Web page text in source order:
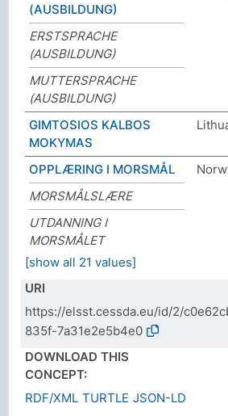
(AUSBILDUNG)
ERSTSPRACHE
(AUSBILDUNG)
MUTTERSPRACHE
(AUSBILDUNG)
GIMTOSIOS KALBOS
MOKYMAS
OPPLÆRING I MORSMÅL
MORSMÅLSLÆRE
UTDANNING I
MORSMÅLET
[show all 21 values]
URI
https://elsst.cessda.eu/id/2/
835f-7a31e2e5b4e0
DOWNLOAD THIS
CONCEPT:
RDF/XML TURTLE JSON-LD